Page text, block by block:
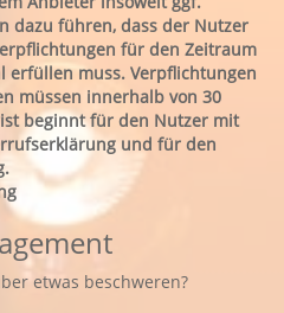
dazu führen, dass der Nutzer
für den Zeitraum
erfüllen muss. Verpflichtungen
müssen innerhalb von 30
beginnt für den Nutzer mit
und für den
etwas beschweren?